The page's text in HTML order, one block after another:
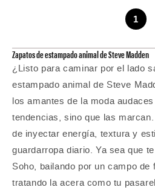
Zapatos de estampado animal de Steve Madden
¿Listo para caminar por el lado
estampado animal de Steve
los amantes de la moda
tendencias, sino que las
de inyectar energía, textura y
guardarropa diario. Ya sea que
Soho, bailando por un campo
tratando la acera como tu